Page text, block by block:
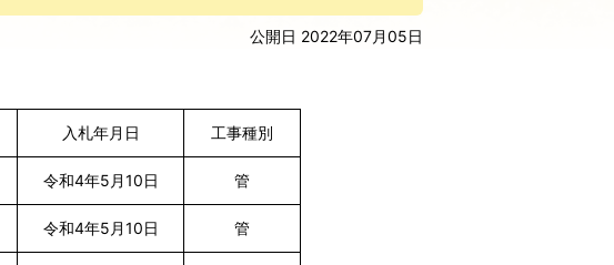
公開日 2022年07月05日
入札年月日 工事種別
令和4年5月10日 管
令和4年5月10日 管